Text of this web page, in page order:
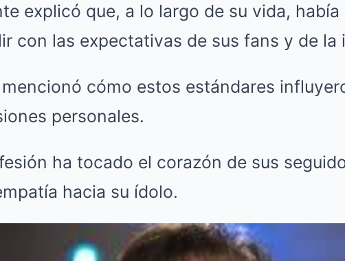
explicó que, a lo largo de su vida,
con las expectativas de sus fans y de la
cómo estos estándares
personales.
ha tocado el corazón de sus
hacia su ídolo.